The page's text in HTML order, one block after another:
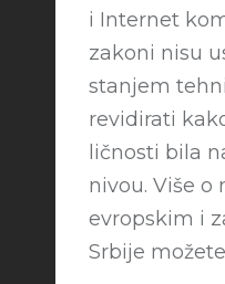
i Internet
zakoni nisu
stanjem
revidirati
ličnosti bila
nivou. Više
evropskim i
Srbije